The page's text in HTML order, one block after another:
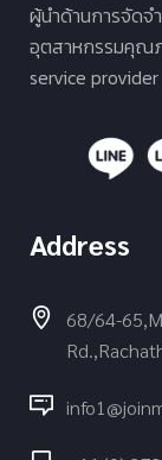
ผู้นำด้านการจัดจ
อุตสาหกรรมคุณ
service provider
Address
68/64-